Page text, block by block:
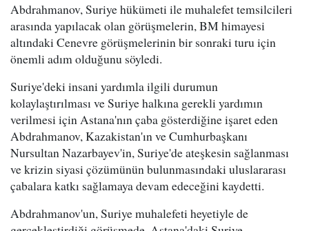
Abdrahmanov, Suriye hükümeti ile muhalefet temsilcileri
arasında yapılacak olan görüşmelerin, BM himayesi
altındaki Cenevre görüşmelerinin bir sonraki turu için
önemli adım olduğunu söyledi.
Suriye'deki insani yardımla ilgili durumun
kolaylaştırılması ve Suriye halkına gerekli yardımın
verilmesi için Astana'nın çaba gösterdiğine işaret eden
Abdrahmanov, Kazakistan'ın ve Cumhurbaşkanı
Nursultan Nazarbayev'in, Suriye'de ateşkesin sağlanması
ve krizin siyasi çözümünün bulunmasındaki uluslararası
çabalara katkı sağlamaya devam edeceğini kaydetti.
Abdrahmanov'un, Suriye muhalefeti heyetiyle de